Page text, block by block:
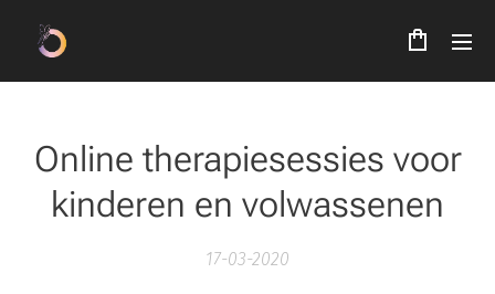
Online therapiesessies voor
kinderen en volwassenen
17-03-2020